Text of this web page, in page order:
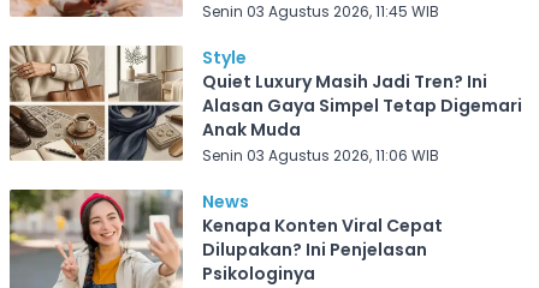
Senin 03 Agustus 2026, 11:45 WIB
Style
Quiet Luxury Masih Jadi Tren? Ini
Alasan Gaya Simpel Tetap Digemari
Anak Muda
Senin 03 Agustus 2026, 11:06 WIB
News
Kenapa Konten Viral Cepat
Dilupakan? Ini Penjelasan
Psikologinya